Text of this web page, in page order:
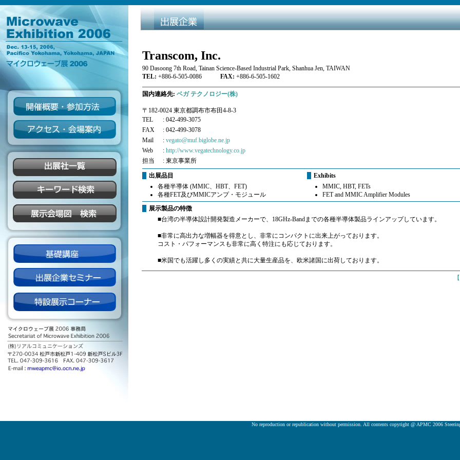
Transcom, Inc.
90 Dasoong 7th Road, Tainan Science-Based Industrial Park, Shanhua Jen, TAIWAN
TEL: +886-6-505-0086 FAX: +886-6-505-1602
国内連絡先: ベガ テクノロジー(株)
〒182-0024 東京都調布市布田4-8-3
TEL
: 042-499-3075
FAX
: 042-499-3078
Mail
: vegato@muf.biglobe.ne.jp
Web
: http://www.vegatechnology.co.jp
担当
: 東京事業所
出展品目
各種半導体 (MMIC、HBT、FET)
各種FET及びMMICアンプ・モジュール
Exhibits
MMIC, HBT, FETs
FET and MMIC Amplifier Modules
展示製品の特徴
■台湾の半導体設計開発製造メーカーで、18GHz‐Bandまでの各種半導体製品ラインアップしています。
■非常に高出力な増幅器を得意とし、非常にコンパクトに出来上がっております。
コスト・パフォーマンスも非常に高く特注にも応じております。
■米国でも活躍し多くの実績と共に大量生産品を、欧米諸国に出荷しております。
【
No reproduction or republication without permission. All contents copyright @ APMC 2006